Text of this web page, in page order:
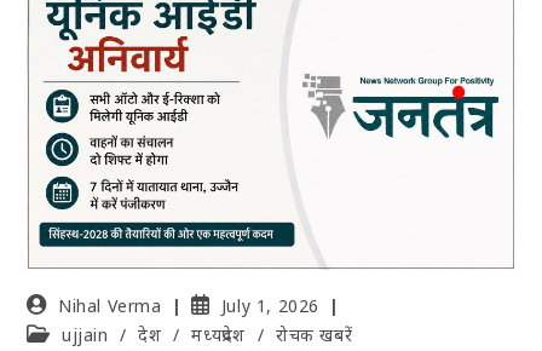
Nihal Verma
July 1, 2026
ujjain / देश / मध्यप्रदेश / रोचक खबरें